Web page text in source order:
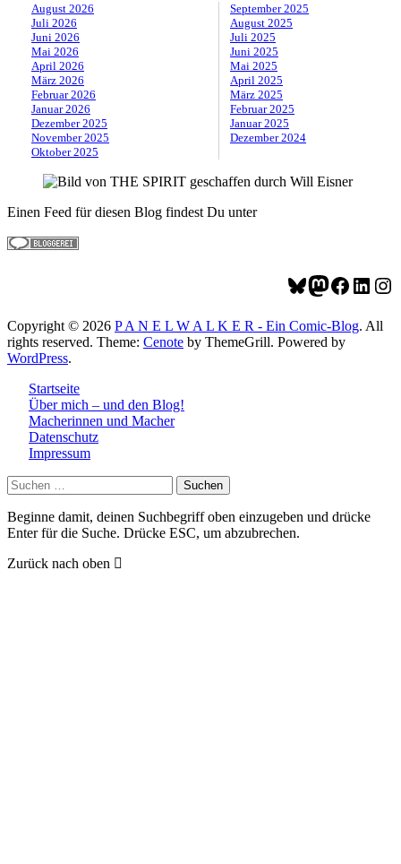
August 2026
Juli 2026
Juni 2026
Mai 2026
April 2026
März 2026
Februar 2026
Januar 2026
Dezember 2025
November 2025
Oktober 2025
September 2025
August 2025
Juli 2025
Juni 2025
Mai 2025
April 2025
März 2025
Februar 2025
Januar 2025
Dezember 2024
Einen Feed für diesen Blog findest Du unter
Bluesky
Mastodon
Copyright © 2026 P A N E L W A L K E R - Ein Comic-Blog. All
rights reserved. Theme: Cenote by ThemeGrill. Powered by
WordPress.
Startseite
Über mich – und den Blog!
Macherinnen und Macher
Datenschutz
Impressum
Suchen
nach:
Beginne damit, deinen Suchbegriff oben einzugeben und drücke
Enter für die Suche. Drücke ESC, um abzubrechen.
Zurück nach oben